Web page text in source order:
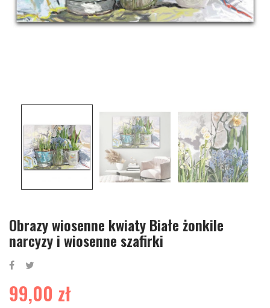
Obrazy wiosenne kwiaty Białe żonkile
narcyzy i wiosenne szafirki
99,00 zł